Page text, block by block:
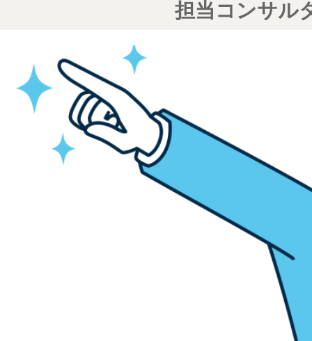
担当コンサル